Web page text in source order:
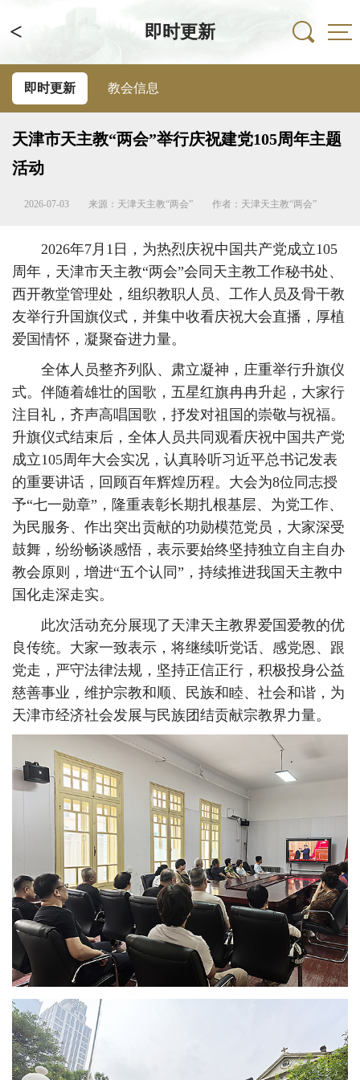
< 即时更新
即时更新 教会信息
天津市天主教“两会”举行庆祝建党105周年主题
活动
2026-07-03 来源：天津天主教“两会” 作者：天津天主教“两会”
2026年7月1日，为热烈庆祝中国共产党成立105
周年，天津市天主教“两会”会同天主教工作秘书处、
西开教堂管理处，组织教职人员、工作人员及骨干教
友举行升国旗仪式，并集中收看庆祝大会直播，厚植
爱国情怀，凝聚奋进力量。
全体人员整齐列队、肃立凝神，庄重举行升旗仪
式。伴随着雄壮的国歌，五星红旗冉冉升起，大家行
注目礼，齐声高唱国歌，抒发对祖国的崇敬与祝福。
升旗仪式结束后，全体人员共同观看庆祝中国共产党
成立105周年大会实况，认真聆听习近平总书记发表
的重要讲话，回顾百年辉煌历程。大会为8位同志授
予“七一勋章”，隆重表彰长期扎根基层、为党工作、
为民服务、作出突出贡献的功勋模范党员，大家深受
鼓舞，纷纷畅谈感悟，表示要始终坚持独立自主自办
教会原则，增进“五个认同”，持续推进我国天主教中
国化走深走实。
此次活动充分展现了天津天主教界爱国爱教的优
良传统。大家一致表示，将继续听党话、感党恩、跟
党走，严守法律法规，坚持正信正行，积极投身公益
慈善事业，维护宗教和顺、民族和睦、社会和谐，为
天津市经济社会发展与民族团结贡献宗教界力量。